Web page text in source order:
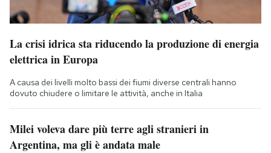
La crisi idrica sta riducendo la produzione di energia
elettrica in Europa
A causa dei livelli molto bassi dei fiumi diverse centrali hanno
dovuto chiudere o limitare le attività, anche in Italia
Milei voleva dare più terre agli stranieri in
Argentina, ma gli è andata male